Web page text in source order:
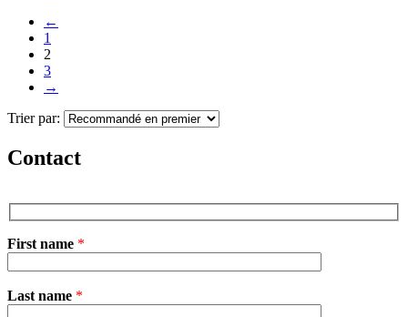
←
1
2
3
→
Trier par:
Contact
First name *
e
Last name *